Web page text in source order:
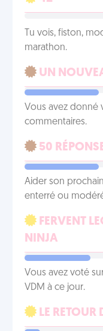
Tu vois, fiston,
marathon.
UN
Vous avez donné
commentaires.
50
Aider son
enterré ou
FERVENT
NINJA
Vous avez voté
VDM à ce jour.
LE RETOUR